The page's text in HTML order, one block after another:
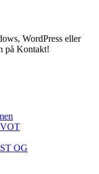
WordPress eller
på Kontakt!
OG